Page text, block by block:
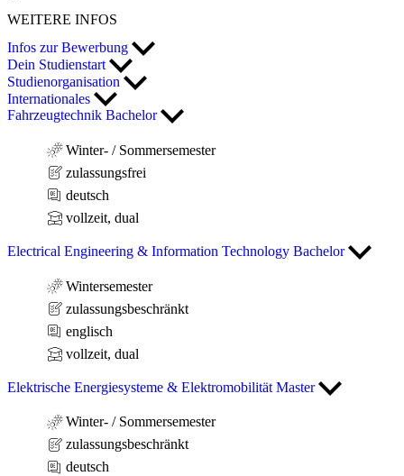
WEITERE INFOS
Infos zur Bewerbung
Dein Studienstart
Studienorganisation
Internationales
Fahrzeugtechnik Bachelor
Winter- / Sommersemester
zulassungsfrei
deutsch
vollzeit, dual
Electrical Engineering & Information Technology Bachelor
Wintersemester
zulassungsbeschränkt
englisch
vollzeit, dual
Elektrische Energiesysteme & Elektromobilität Master
Winter- / Sommersemester
zulassungsbeschränkt
deutsch